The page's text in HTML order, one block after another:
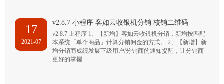
17
2021-07
v2.8.7 小程序 客如云收银机分销 核销二维码
v2.8.7 上程序 1、【新增】客如云收银机分销，新增按匹配
本系统「单个商品」计算分销佣金的方式。 2、【新增】新
增分销商成绩发展下级用户/分销商的通知提醒，让分销商
更好的掌握…